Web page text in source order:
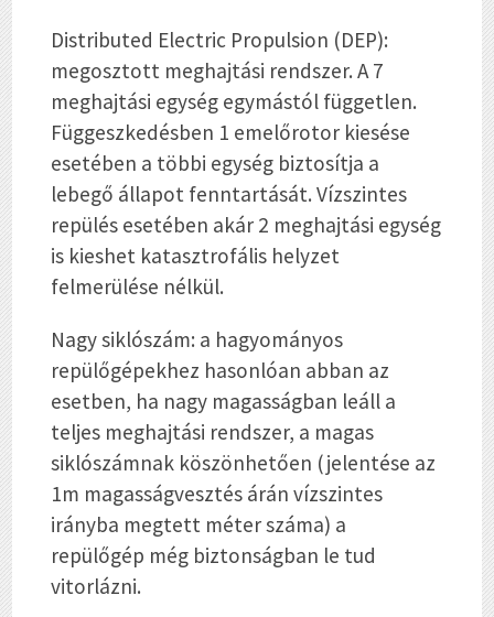
Distributed Electric Propulsion (DEP):
megosztott meghajtási rendszer. A 7
meghajtási egység egymástól független.
Függeszkedésben 1 emelőrotor kiesése
esetében a többi egység biztosítja a
lebegő állapot fenntartását. Vízszintes
repülés esetében akár 2 meghajtási egység
is kieshet katasztrofális helyzet
felmerülése nélkül.
Nagy siklószám: a hagyományos
repülőgépekhez hasonlóan abban az
esetben, ha nagy magasságban leáll a
teljes meghajtási rendszer, a magas
siklószámnak köszönhetően (jelentése az
1m magasságvesztés árán vízszintes
irányba megtett méter száma) a
repülőgép még biztonságban le tud
vitorlázni.